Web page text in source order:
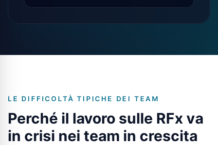
LE DIFFICOLTÀ TIPICHE DEI TEAM
Perché il lavoro sulle RFx va
in crisi nei team in crescita